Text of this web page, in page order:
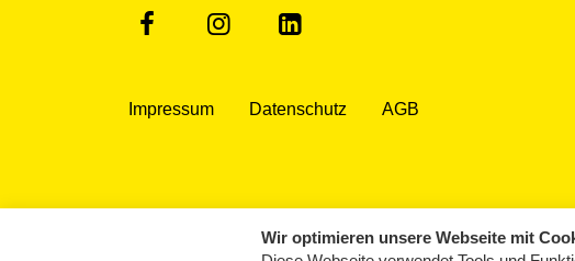
Impressum Datenschutz AGB
Wir optimieren unsere Webseite mit